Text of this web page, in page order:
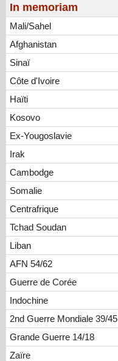
In memoriam
Mali/Sahel
Afghanistan
Sinaï
Côte d'Ivoire
Haïti
Kosovo
Ex-Yougoslavie
Irak
Cambodge
Somalie
Centrafrique
Tchad Soudan
Liban
AFN 54/62
Guerre de Corée
Indochine
2nd Guerre Mondiale 39/45
Grande Guerre 14/18
Zaïre